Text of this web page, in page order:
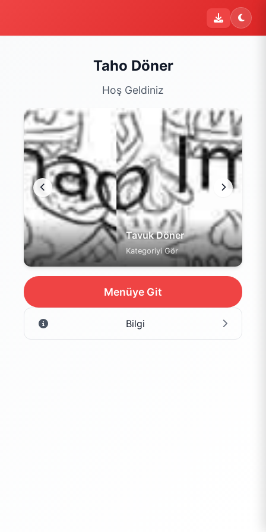
Taho Döner
Hoş Geldiniz
Tavuk Döner
Kategoriyi Gör
Menüye Git
Bilgi